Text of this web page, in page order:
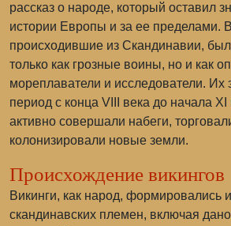
рассказ о народе, который оставил
истории Европы и за ее пределами.
происходившие из Скандинавии,
только как грозные воины, но и как
мореплаватели и исследователи. Их
период с конца VIII века до начала XI
активно совершали набеги,
колонизировали новые земли.
Происхождение викингов
Викинги, как народ, формировались
скандинавских племен, включая